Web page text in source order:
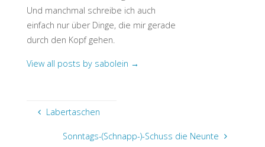
Und manchmal schreibe ich auch
einfach nur über Dinge, die mir gerade
durch den Kopf gehen.
View all posts by sabolein →
Labertaschen
Sonntags-(Schnapp-)-Schuss die Neunte